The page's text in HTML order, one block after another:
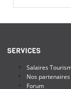
SERVICES
Salaires
Nos partenaires
Forum